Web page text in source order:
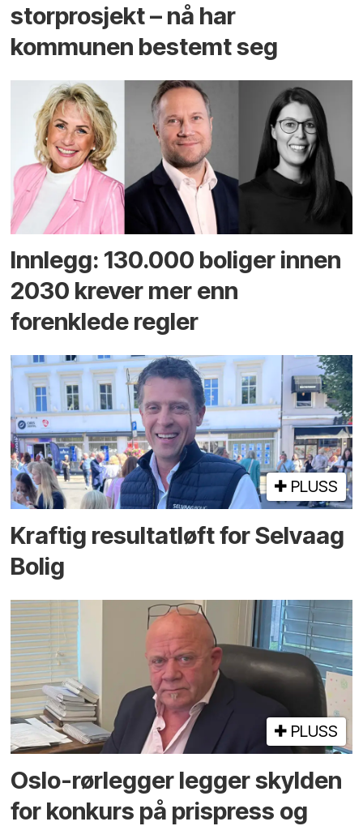
storprosjekt – nå har
kommunen bestemt seg
Innlegg: 130.000 boliger innen
2030 krever mer enn
forenklede regler
PLUSS
Kraftig resultatløft for Selvaag
Bolig
PLUSS
Oslo-rørlegger legger skylden
for konkurs på prispress og